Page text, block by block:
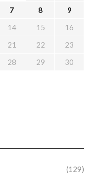
(129)
7 8
9
14 15
16
21 22
23
28 29
30